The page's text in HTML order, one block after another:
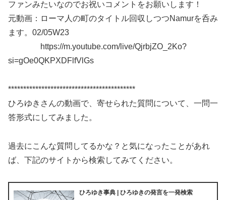
ファンみたいなのでお祝いコメントをお願いします！
元動画：ローマ人の町のタイトル回収しつつNamurを呑み
ます。02/05W23
https://m.youtube.com/live/QjrbjZO_2Ko?
si=gOe0QKPXDFlfVlGs
******************************************
ひろゆきさんの動画で、寄せられた質問について、一問一
答形式にしてみました。
過去にこんな質問してるかな？と気になったことがあれ
ば、下記のサイトから検索してみてください。
ひろゆき事典 | ひろゆきの発言を一発検索